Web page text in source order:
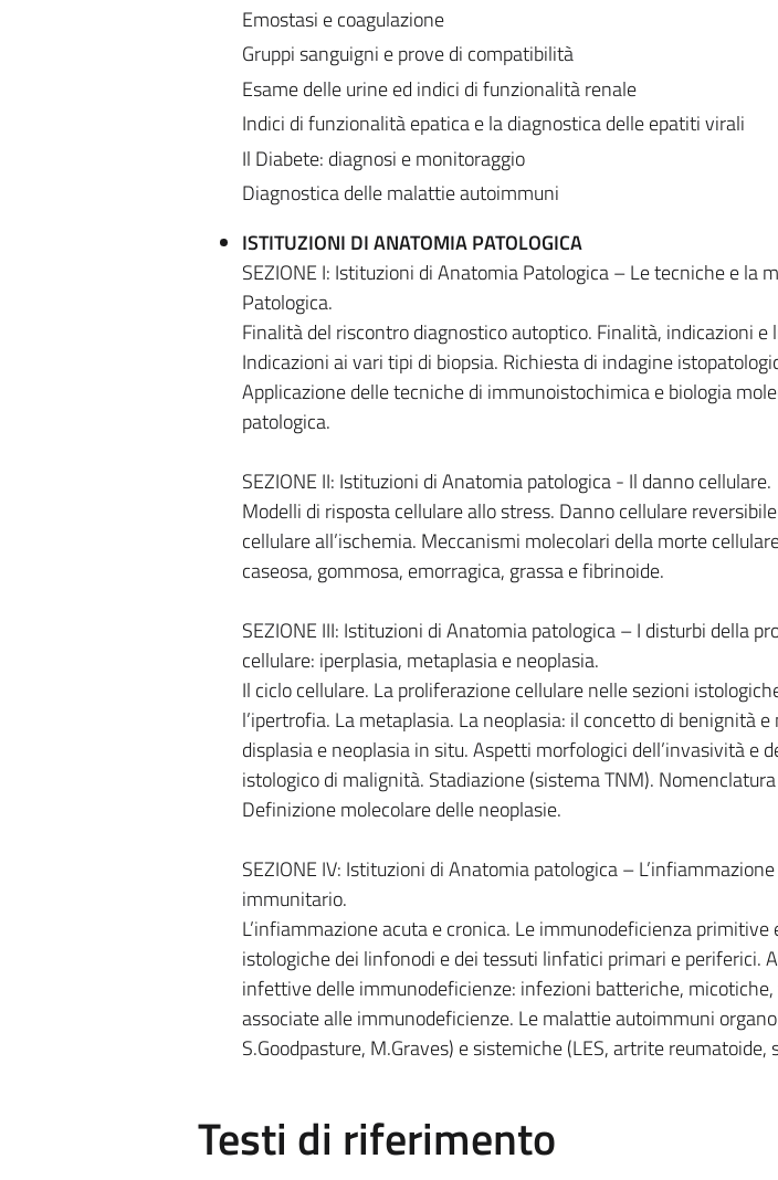
Emostasi e coagulazione
Gruppi sanguigni e prove di compatibilità
Esame delle urine ed indici di funzionalità renale
Indici di funzionalità epatica e la diagnostica delle epatiti virali
Il Diabete: diagnosi e monitoraggio
Diagnostica delle malattie autoimmuni
ISTITUZIONI DI ANATOMIA PATOLOGICA
SEZIONE I: Istituzioni di Anatomia Patologica – Le tecniche e la
Patologica.
Finalità del riscontro diagnostico autoptico. Finalità, indicazioni
Indicazioni ai vari tipi di biopsia. Richiesta di indagine
Applicazione delle tecniche di immunoistochimica e biologia
patologica.
SEZIONE II: Istituzioni di Anatomia patologica - Il danno cellulare.
Modelli di risposta cellulare allo stress. Danno cellulare
cellulare all’ischemia. Meccanismi molecolari della morte
caseosa, gommosa, emorragica, grassa e fibrinoide.
SEZIONE III: Istituzioni di Anatomia patologica – I disturbi della
cellulare: iperplasia, metaplasia e neoplasia.
Il ciclo cellulare. La proliferazione cellulare nelle sezioni
l’ipertrofia. La metaplasia. La neoplasia: il concetto di benignità
displasia e neoplasia in situ. Aspetti morfologici dell’invasività e
istologico di malignità. Stadiazione (sistema TNM).
Definizione molecolare delle neoplasie.
SEZIONE IV: Istituzioni di Anatomia patologica –
immunitario.
L’infiammazione acuta e cronica. Le immunodeficienza primitive
istologiche dei linfonodi e dei tessuti linfatici primari e periferici.
infettive delle immunodeficienze: infezioni batteriche,
associate alle immunodeficienze. Le malattie autoimmuni
S.Goodpasture, M.Graves) e sistemiche (LES, artrite
Testi di riferimento